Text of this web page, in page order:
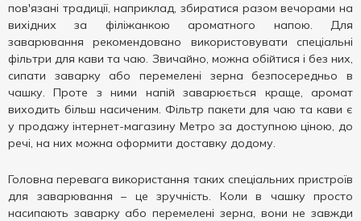
пов'язані традиції, наприклад, збиратися разом вечорами на
вихідних за філіжанкою ароматного напою. Для
заварювання рекомендовано використовувати спеціальні
фільтри для кави та чаю. Звичайно, можна обійтися і без них,
сипати заварку або перемелені зерна безпосередньо в
чашку. Проте з ними напій заварюється краще, аромат
виходить більш насиченим. Фільтр пакети для чаю та кави є
у продажу інтернет-магазину Метро за доступною ціною, до
речі, на них можна оформити доставку додому.
Головна перевага використання таких спеціальних пристроїв
для заварювання – це зручність. Коли в чашку просто
насипають заварку або перемелені зерна, вони не завжди